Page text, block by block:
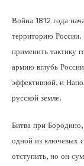
Война 1812 года
территорию России.
применить тактику
армию вглубь
эффективной, и
русской земле.
Битва при
одной из ключевых
отступить, но он